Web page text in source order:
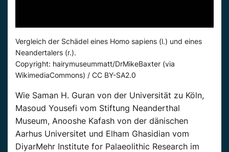
Vergleich der Schädel eines Homo sapiens (l.) und eines
Neandertalers (r.).
Copyright: hairymuseummatt/DrMikeBaxter (via
WikimediaCommons) / CC BY-SA2.0
Wie Saman H. Guran von der Universität zu Köln,
Masoud Yousefi vom Stiftung Neanderthal
Museum, Anooshe Kafash von der dänischen
Aarhus Universitet und Elham Ghasidian vom
DiyarMehr Institute for Palaeolithic Research im